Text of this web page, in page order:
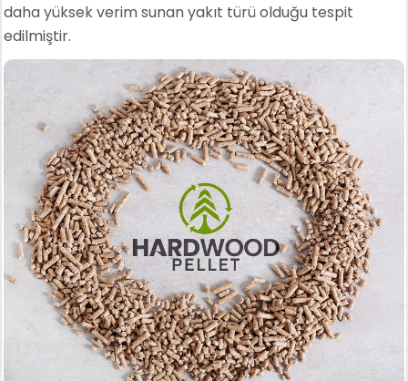
daha yüksek verim sunan yakıt türü olduğu tespit
edilmiştir.